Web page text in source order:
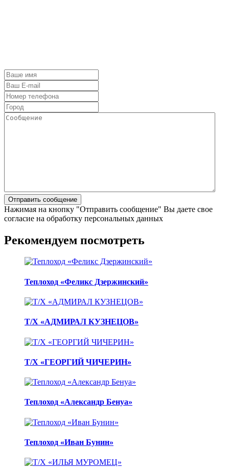
Нажимая на кнопку "Отправить сообщение" Вы даете свое
согласие на обработку персональных данных
Рекомендуем посмотреть
Теплоход «Феликс Дзержинский»
Т/Х «АДМИРАЛ КУЗНЕЦОВ»
Т/Х «ГЕОРГИЙ ЧИЧЕРИН»
Теплоход «Александр Бенуа»
Теплоход «Иван Бунин»